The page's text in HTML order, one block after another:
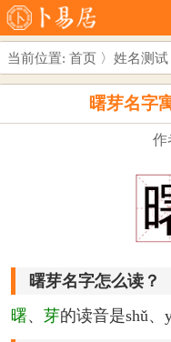
当前位置: 首页 〉 姓名测试
曙芽名字
作
曙芽名字怎么读？
曙、 芽的读音是shǔ、